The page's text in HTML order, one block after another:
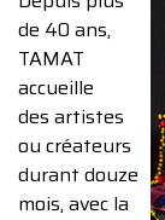
de 40 ans,
TAMAT
accueille
des artistes
ou créateurs
durant douze
mois, avec la